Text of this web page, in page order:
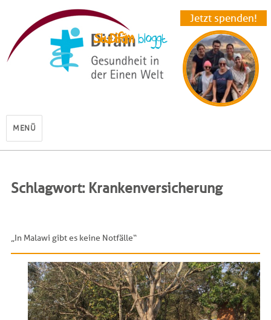
Jetzt spenden!
StuDifäm
MENÜ
Schlagwort: Krankenversicherung
„In Malawi gibt es keine Notfälle“